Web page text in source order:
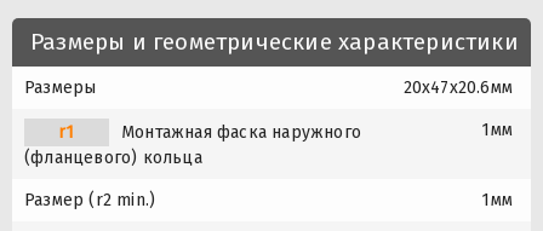
Размеры и геометрические характеристики
Размеры 20x47x20.6мм
r1
Монтажная фаска наружного
(фланцевого) кольца
1мм
Размер (r2 min.) 1мм